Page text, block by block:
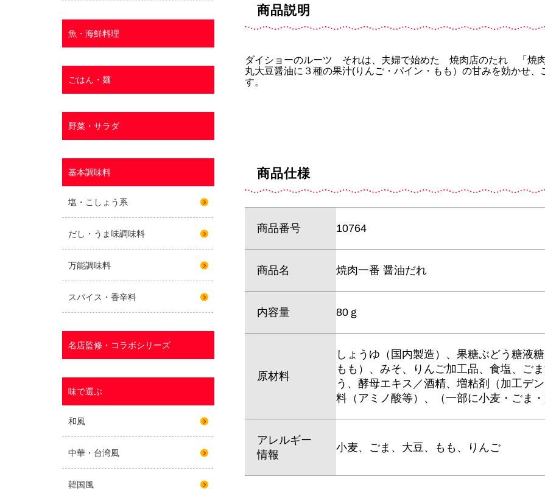
商品説明
ダイショーのルーツ それは、夫婦で始めた 焼肉店のたれ 「焼肉
丸大豆醤油に３種の果汁(りんご・パイン・もも）の甘みを効かせ
す。
商品仕様
商品番号 10764
商品名 焼肉一番 醤油だれ
内容量 80ｇ
原材料
しょうゆ（国内製造）、果糖ぶどう糖液
もも）、みそ、りんご加工品、食塩、ご
う、酵母エキス／酒精、増粘剤（加工デ
料（アミノ酸等）、（一部に小麦・ごま
アレルギー
情報
小麦、ごま、大豆、もも、りんご